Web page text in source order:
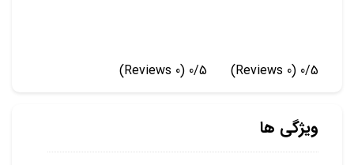
0/5
(0 Reviews)
0/5
(0 Reviews)
ویژگی ها